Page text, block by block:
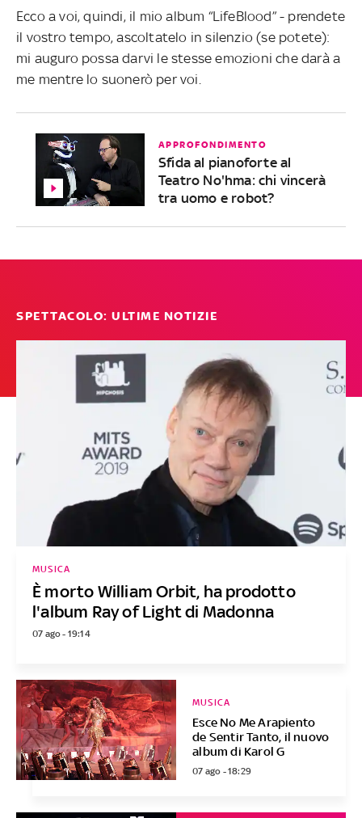
Ecco a voi, quindi, il mio album “LifeBlood” - prendete
il vostro tempo, ascoltatelo in silenzio (se potete):
mi auguro possa darvi le stesse emozioni che darà a
me mentre lo suonerò per voi.
APPROFONDIMENTO
Sfida al pianoforte al
Teatro No'hma: chi vincerà
tra uomo e robot?
SPETTACOLO: ULTIME NOTIZIE
È morto William Orbit, ha prodotto
l'album Ray of Light di Madonna
MUSICA
07 ago - 19:14
Esce No Me Arapiento
de Sentir Tanto, il nuovo
album di Karol G
MUSICA
07 ago - 18:29